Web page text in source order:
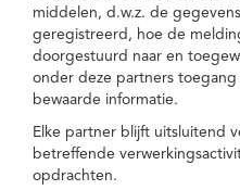
middelen, d.w.z. de
geregistreerd, hoe de
doorgestuurd naar en
onder deze partners
bewaarde informatie.
Elke partner blijft uitsluitend
betreffende
opdrachten.